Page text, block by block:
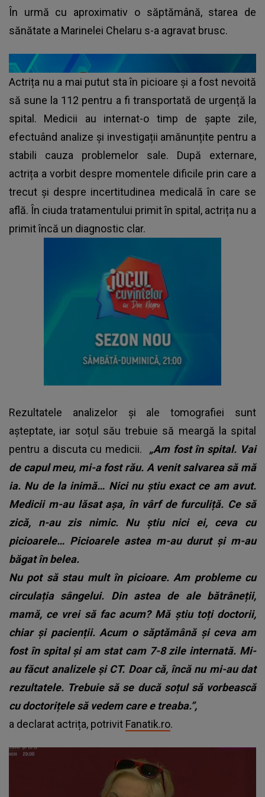
În urmă cu aproximativ o săptămână, starea de
sănătate a Marinelei Chelaru s-a agravat brusc.
Actrița nu a mai putut sta în picioare și a fost nevoită
să sune la 112 pentru a fi transportată de urgență la
spital. Medicii au internat-o timp de șapte zile,
efectuând analize și investigații amănunțite pentru a
stabili cauza problemelor sale. După externare,
actrița a vorbit despre momentele dificile prin care a
trecut și despre incertitudinea medicală în care se
află. În ciuda tratamentului primit în spital, actrița nu a
primit încă un diagnostic clar.
Rezultatele analizelor și ale tomografiei sunt
așteptate, iar soțul său trebuie să meargă la spital
pentru a discuta cu medicii. „Am fost în spital. Vai
de capul meu, mi-a fost rău. A venit salvarea să mă
ia. Nu de la inimă… Nici nu știu exact ce am avut.
Medicii m-au lăsat așa, în vârf de furculiță. Ce să
zică, n-au zis nimic. Nu știu nici ei, ceva cu
picioarele… Picioarele astea m-au durut și m-au
băgat în belea.
Nu pot să stau mult în picioare. Am probleme cu
circulația sângelui. Din astea de ale bătrâneții,
mamă, ce vrei să fac acum? Mă știu toți doctorii,
chiar și pacienții. Acum o săptămână și ceva am
fost în spital și am stat cam 7-8 zile internată. Mi-
au făcut analizele și CT. Doar că, încă nu mi-au dat
rezultatele. Trebuie să se ducă soțul să vorbească
cu doctorițele să vedem care e treaba.”,
a declarat actrița, potrivit Fanatik.ro.